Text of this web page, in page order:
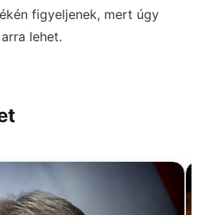
figyeljenek, mert úgy
lehet.